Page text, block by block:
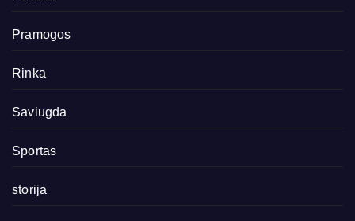
Pramogos
Rinka
Saviugda
Sportas
storija